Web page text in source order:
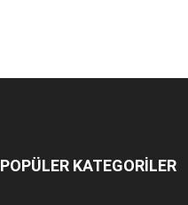
POPÜLER KATEGORİLER